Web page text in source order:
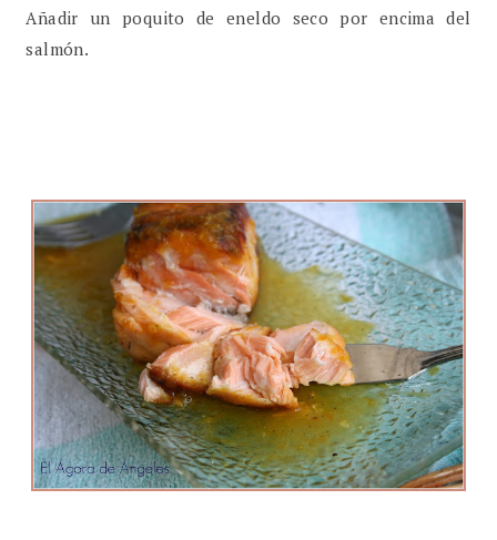
Añadir un poquito de eneldo seco por encima del
salmón.